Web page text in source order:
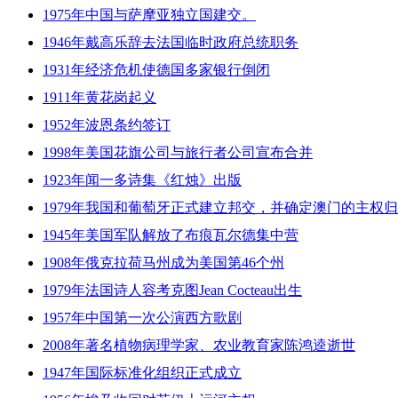
1975年中国与萨摩亚独立国建交。
1946年戴高乐辞去法国临时政府总统职务
1931年经济危机使德国多家银行倒闭
1911年黄花岗起义
1952年波恩条约签订
1998年美国花旗公司与旅行者公司宣布合并
1923年闻一多诗集《红烛》出版
1979年我国和葡萄牙正式建立邦交，并确定澳门的主权
1945年美国军队解放了布痕瓦尔德集中营
1908年俄克拉荷马州成为美国第46个州
1979年法国诗人容考克图Jean Cocteau出生
1957年中国第一次公演西方歌剧
2008年著名植物病理学家、农业教育家陈鸿逵逝世
1947年国际标准化组织正式成立